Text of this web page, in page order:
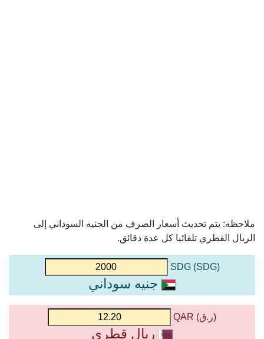
ملاحظه: يتم تحديث أسعار الصرف من الجنيه السوداني إلى
الريال القطري تلقائيا كل عدة دقائق.
(SDG) SDG
جنيه سوداني
(ر.ق) QAR
ريال قطري